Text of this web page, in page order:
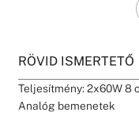
RÖVID ISMERTETŐ
Teljesítmény: 2x60W 8
Analóg bemenetek